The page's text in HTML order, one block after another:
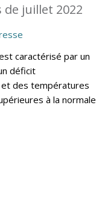
juillet 2022
caractérisé par un
déficit
des températures
à la normale